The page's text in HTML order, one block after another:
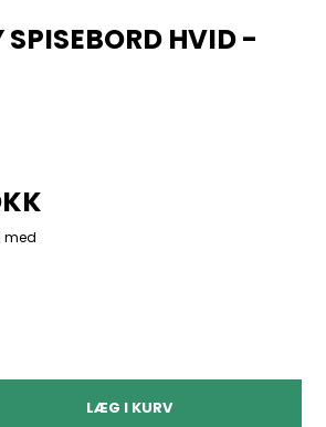
SPISEBORD HVID -
LÆG I KURV